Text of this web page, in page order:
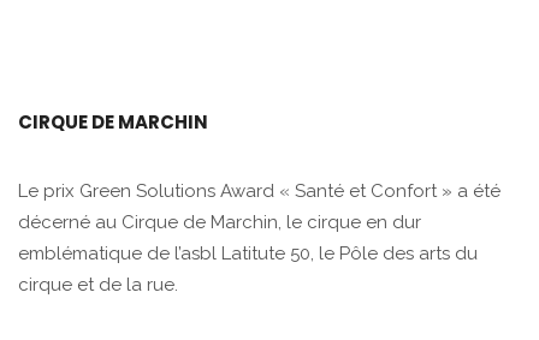
CIRQUE DE MARCHIN
Le prix Green Solutions Award « Santé et Confort » a été
décerné au Cirque de Marchin, le cirque en dur
emblématique de l’asbl Latitute 50, le Pôle des arts du
cirque et de la rue.